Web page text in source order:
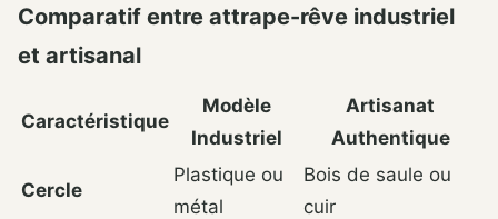
Comparatif entre attrape-rêve industriel
et artisanal
Caractéristique
Modèle
Industriel
Artisanat
Authentique
Cercle
Plastique ou
métal
Bois de saule ou
cuir